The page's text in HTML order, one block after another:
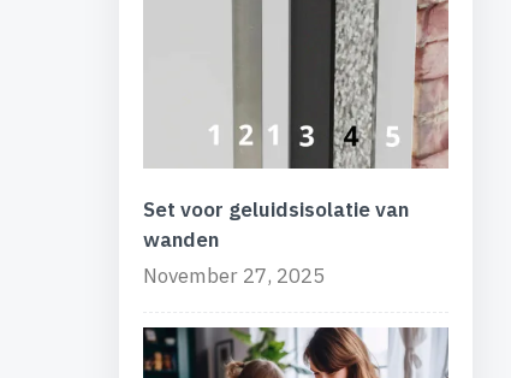
Set voor geluidsisolatie van
wanden
November 27, 2025